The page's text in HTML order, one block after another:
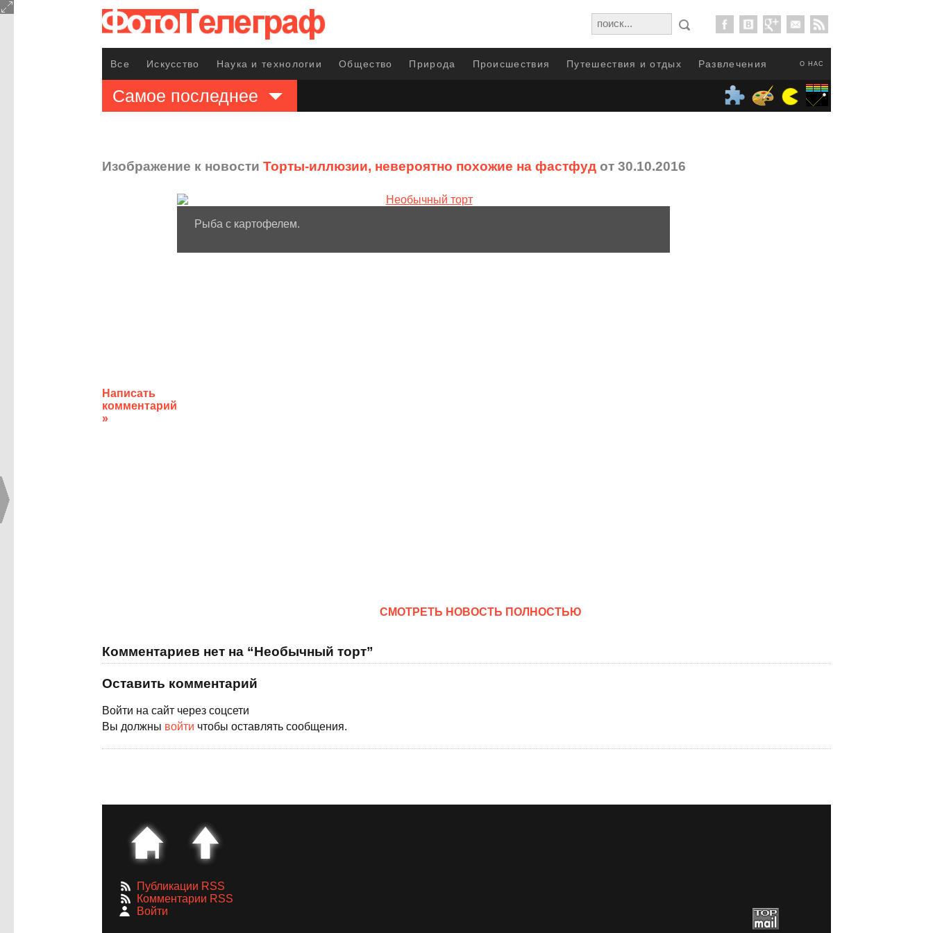
О НАС
Все Искусство Наука и технологии Общество Природа Происшествия Путешествия и отдых Развлечения
Самое последнее
Изображение к новости Торты-иллюзии, невероятно похожие на фастфуд от 30.10.2016
Написать
комментарий
»
Рыба с картофелем.
CМОТРЕТЬ НОВОСТЬ ПОЛНОСТЬЮ
Комментариев нет на “Необычный торт”
Оставить комментарий
Войти на сайт через соцсети
Вы должны войти чтобы оставлять сообщения.
Публикации RSS
Комментарии RSS
Войти